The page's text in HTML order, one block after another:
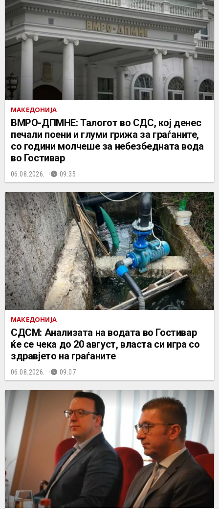
МАКЕДОНИЈА
ВМРО-ДПМНЕ: Талогот во СДС, кој денес
печали поени и глуми грижа за граѓаните,
со години молчеше за небезбедната вода
во Гостивар
06.08.2026. 09:35
МАКЕДОНИЈА
СДСМ: Анализата на водата во Гостивар
ќе се чека до 20 август, власта си игра со
здравјето на граѓаните
06.08.2026. 09:07